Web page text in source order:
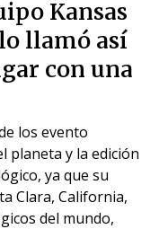
Kansas
llamó así
con una
los evento
planeta y la edición
ya que su
Clara, California,
del mundo,